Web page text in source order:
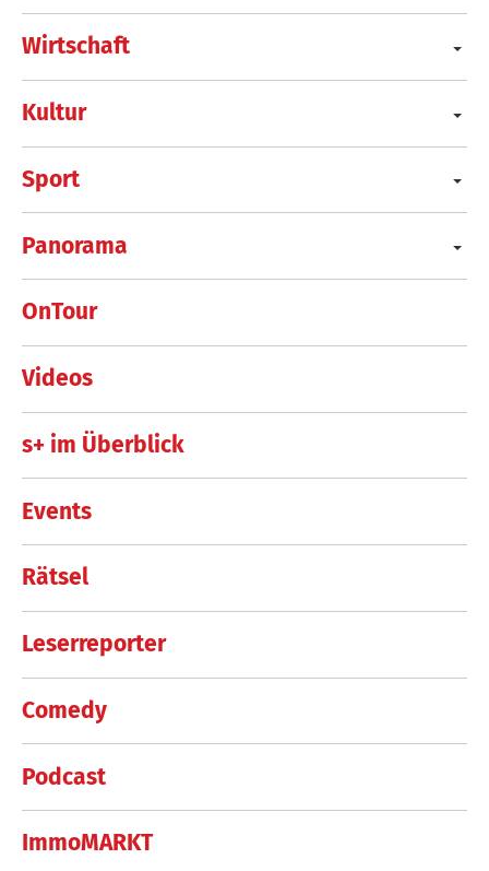
Wirtschaft
Kultur
Sport
Panorama
OnTour
Videos
s+ im Überblick
Events
Rätsel
Leserreporter
Comedy
Podcast
ImmoMARKT